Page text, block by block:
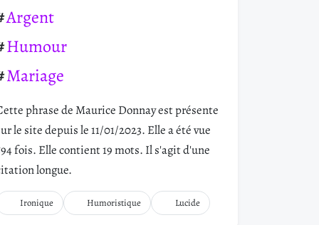
Argent
Humour
Mariage
phrase de Maurice Donnay est présente
le site depuis le 11/01/2023. Elle a été vue
fois. Elle contient 19 mots. Il s'agit d'une
longue.
Ironique Humoristique Lucide